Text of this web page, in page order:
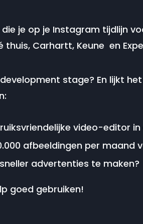
je op je Instagram tijdlijn
thuis, Carhartt, Keune en
stage? En lijkt
video-editor
afbeeldingen per maand
advertenties te maken?
goed gebruiken!